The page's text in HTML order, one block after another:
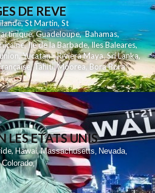
DE REVE
,St Martin,St
,Guadeloupe,Bahamas,
,Ile de la Barbade,Iles Baleares,
,Yucatan - Riviera Maya,Sri Lanka,
,Tahiti,Moorea, Bora Bora
LES ETATS UNIS
,Hawai,Massachusetts, Nevada,
Colorado,